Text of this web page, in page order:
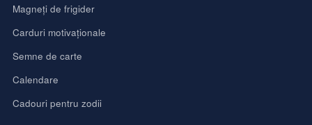
Magneți de frigider
Carduri motivaționale
Semne de carte
Calendare
Cadouri pentru zodii